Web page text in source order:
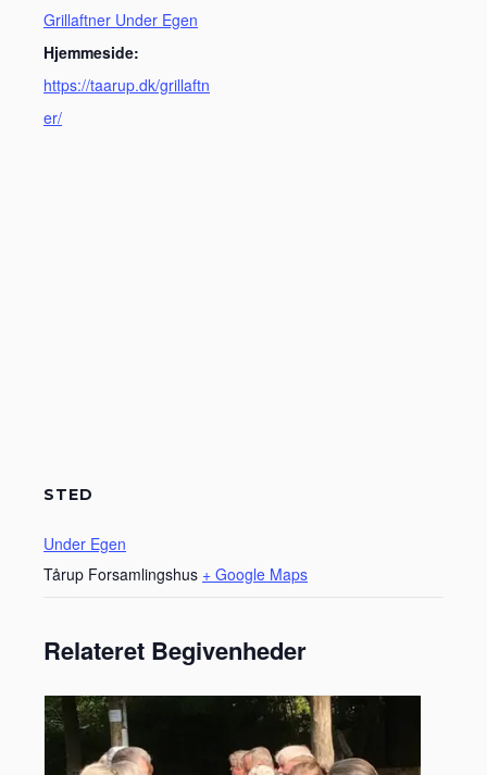
Grillaftner Under Egen
Hjemmeside:
https://taarup.dk/grillaftn
er/
STED
Under Egen
Tårup Forsamlingshus + Google Maps
Relateret Begivenheder